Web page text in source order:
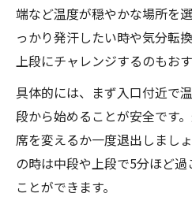
端など温度が穏やかな場所を
っかり発汗したい時や気分転
上段にチャレンジするのもおす
具体的には、まず入口付近で
段から始めることが安全です
席を変えるか一度退出しまし
の時は中段や上段で5分ほど
ことができます。